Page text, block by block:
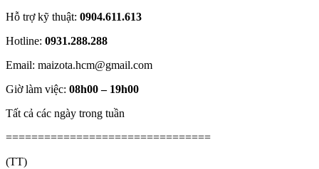
Hỗ trợ kỹ thuật: 0904.611.613
Hotline: 0931.288.288
Email: maizota.hcm@gmail.com
Giờ làm việc: 08h00 – 19h00
Tất cả các ngày trong tuần
================================
(TT)